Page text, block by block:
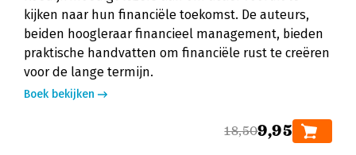
kijken naar hun financiële toekomst. De auteurs,
beiden hoogleraar financieel management, bieden
praktische handvatten om financiële rust te creëren
voor de lange termijn.
Boek bekijken
18,509,95